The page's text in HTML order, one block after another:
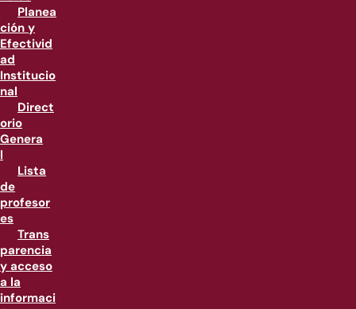
Planea
ción y
Efectivid
ad
Institucio
nal
Direct
orio
Genera
l
Lista
de
profesor
es
Trans
parencia
y acceso
a la
informaci